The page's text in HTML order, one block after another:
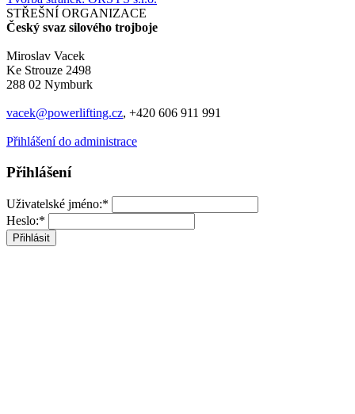
STŘEŠNÍ ORGANIZACE
Český svaz silového trojboje
Miroslav Vacek
Ke Strouze 2498
288 02 Nymburk
vacek@powerlifting.cz, +420 606 911 991
Přihlášení do administrace
Přihlášení
Uživatelské jméno:*
Heslo:*